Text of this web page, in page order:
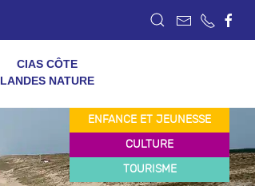
CIAS CÔTE
LANDES NATURE
ENFANCE ET JEUNESSE
CULTURE
TOURISME